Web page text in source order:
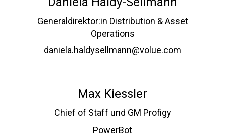
Generaldirektor:in Distribution & Asset
Operations
daniela.haldysellmann@volue.com
Max Kiessler
Chief of Staff und GM Profigy
PowerBot